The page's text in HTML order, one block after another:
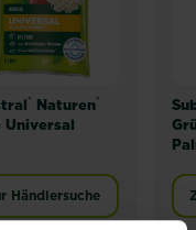
® Naturen®
Universal
Händlersuche